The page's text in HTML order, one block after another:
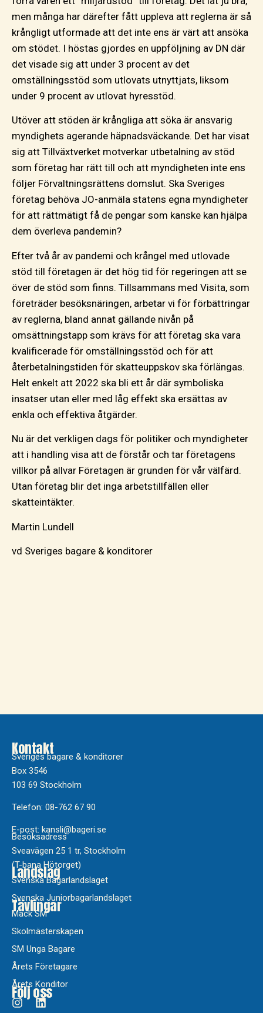
men många har därefter fått uppleva att reglerna är så
krångligt utformade att det inte ens är värt att ansöka
om stödet. I höstas gjordes en uppföljning av DN där
det visade sig att under 3 procent av det
omställningsstöd som utlovats utnyttjats, liksom
under 9 procent av utlovat hyresstöd.
Utöver att stöden är krångliga att söka är ansvarig
myndighets agerande häpnadsväckande. Det har visat
sig att Tillväxtverket motverkar utbetalning av stöd
som företag har rätt till och att myndigheten inte ens
följer Förvaltningsrättens domslut. Ska Sveriges
företag behöva JO-anmäla statens egna myndigheter
för att rättmätigt få de pengar som kanske kan hjälpa
dem överleva pandemin?
Efter två år av pandemi och krångel med utlovade
stöd till företagen är det hög tid för regeringen att se
över de stöd som finns. Tillsammans med Visita, som
företräder besöksnäringen, arbetar vi för förbättringar
av reglerna, bland annat gällande nivån på
omsättningstapp som krävs för att företag ska vara
kvalificerade för omställningsstöd och för att
återbetalningstiden för skatteuppskov ska förlängas.
Helt enkelt att 2022 ska bli ett år där symboliska
insatser utan eller med låg effekt ska ersättas av
enkla och effektiva åtgärder.
Nu är det verkligen dags för politiker och myndigheter
att i handling visa att de förstår och tar företagens
villkor på allvar Företagen är grunden för vår välfärd.
Utan företag blir det inga arbetstillfällen eller
skatteintäkter.
Martin Lundell
vd Sveriges bagare & konditorer
Kontakt
Sveriges bagare & konditorer
Box 3546
103 69 Stockholm
Telefon: 08-762 67 90
E-post: kansli@bageri.se
Besöksadress
Sveavägen 25 1 tr, Stockholm
(T-bana Hötorget)
Landslag
Svenska Bagarlandslaget
Svenska Juniorbagarlandslaget
Tävlingar
Mack SM
Skolmästerskapen
SM Unga Bagare
Årets Företagare
Årets Konditor
Följ oss